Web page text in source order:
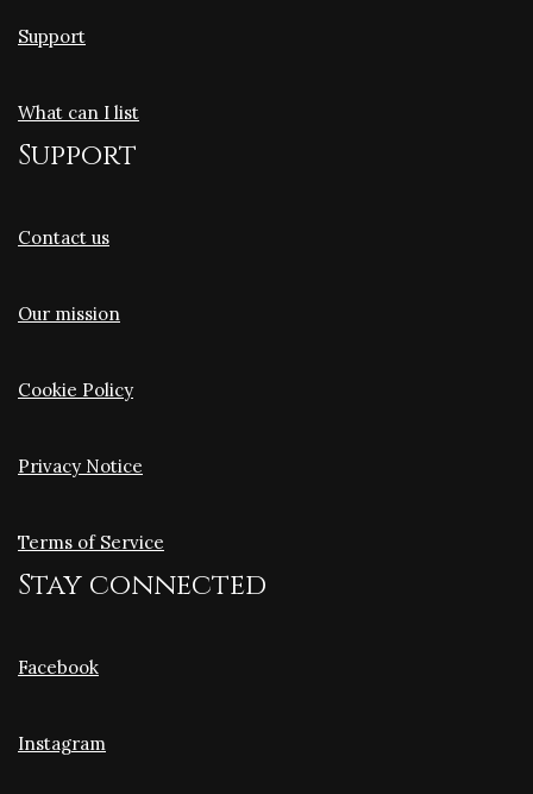
Support
What can I list
Support
Contact us
Our mission
Cookie Policy
Privacy Notice
Terms of Service
Stay connected
Facebook
Instagram